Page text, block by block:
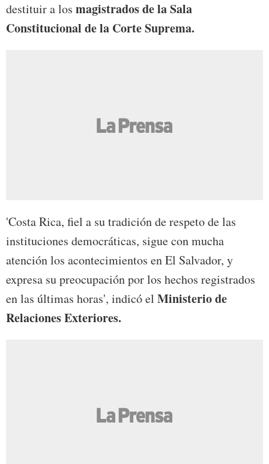
destituir a los magistrados de la Sala
Constitucional de la Corte Suprema.
'Costa Rica, fiel a su tradición de respeto de las
instituciones democráticas, sigue con mucha
atención los acontecimientos en El Salvador, y
expresa su preocupación por los hechos registrados
en las últimas horas', indicó el Ministerio de
Relaciones Exteriores.